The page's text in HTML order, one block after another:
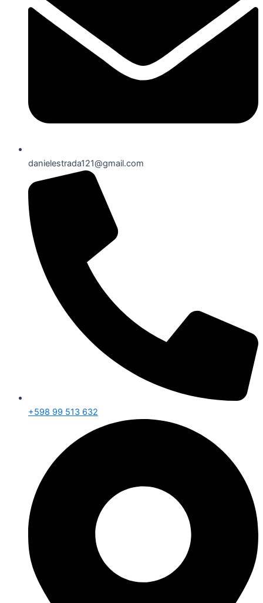
danielestrada121@gmail.com
+598 99 513 632